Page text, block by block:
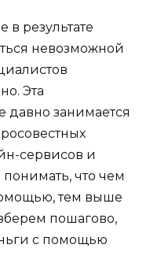
в результате
невозможной
Эта
занимается
сервисов и
что чем
тем выше
пошагово,
с помощью